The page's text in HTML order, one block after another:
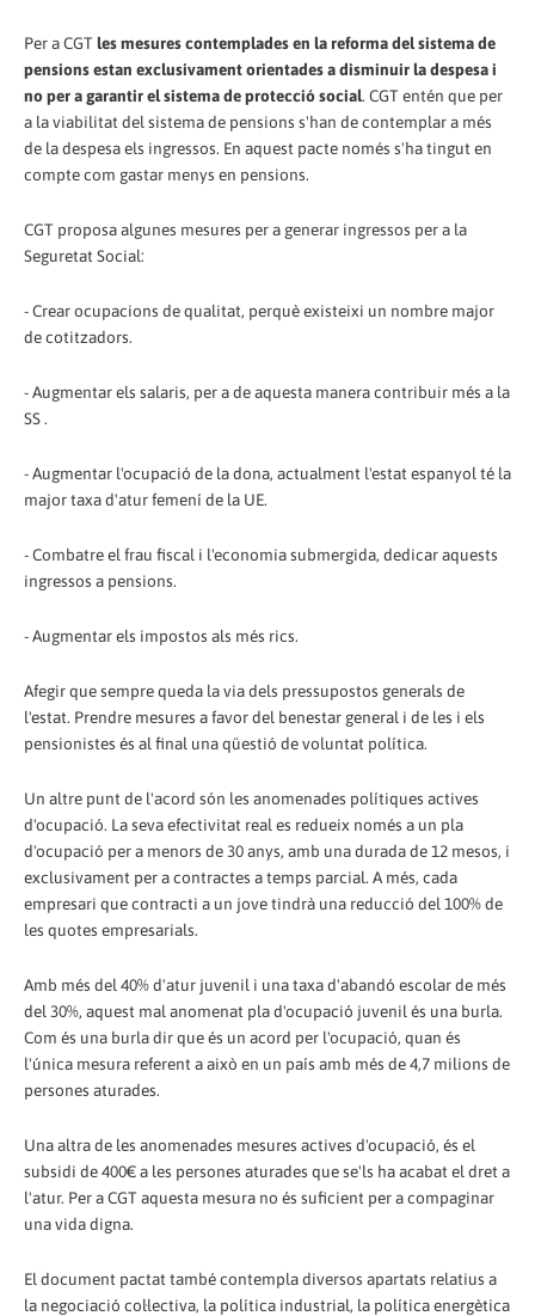
Per a CGT les mesures contemplades en la reforma del sistema de
pensions estan exclusivament orientades a disminuir la despesa i
no per a garantir el sistema de protecció social. CGT entén que per
a la viabilitat del sistema de pensions s'han de contemplar a més
de la despesa els ingressos. En aquest pacte només s'ha tingut en
compte com gastar menys en pensions.
CGT proposa algunes mesures per a generar ingressos per a la
Seguretat Social:
- Crear ocupacions de qualitat, perquè existeixi un nombre major
de cotitzadors.
- Augmentar els salaris, per a de aquesta manera contribuir més a la
SS .
- Augmentar l'ocupació de la dona, actualment l'estat espanyol té la
major taxa d'atur femení de la UE.
- Combatre el frau fiscal i l'economia submergida, dedicar aquests
ingressos a pensions.
- Augmentar els impostos als més rics.
Afegir que sempre queda la via dels pressupostos generals de
l'estat. Prendre mesures a favor del benestar general i de les i els
pensionistes és al final una qüestió de voluntat política.
Un altre punt de l'acord són les anomenades polítiques actives
d'ocupació. La seva efectivitat real es redueix només a un pla
d'ocupació per a menors de 30 anys, amb una durada de 12 mesos, i
exclusivament per a contractes a temps parcial. A més, cada
empresari que contracti a un jove tindrà una reducció del 100% de
les quotes empresarials.
Amb més del 40% d'atur juvenil i una taxa d'abandó escolar de més
del 30%, aquest mal anomenat pla d'ocupació juvenil és una burla.
Com és una burla dir que és un acord per l'ocupació, quan és
l'única mesura referent a això en un país amb més de 4,7 milions de
persones aturades.
Una altra de les anomenades mesures actives d'ocupació, és el
subsidi de 400€ a les persones aturades que se'ls ha acabat el dret a
l'atur. Per a CGT aquesta mesura no és suficient per a compaginar
una vida digna.
El document pactat també contempla diversos apartats relatius a
la negociació col·lectiva, la política industrial, la política energètica